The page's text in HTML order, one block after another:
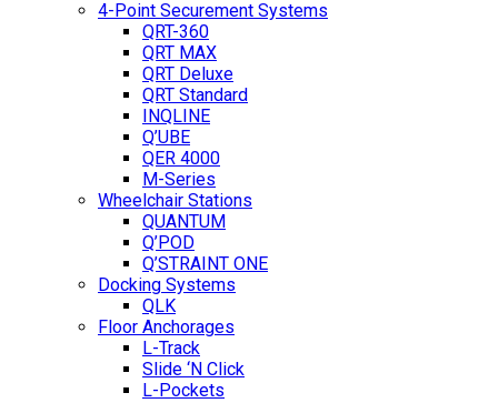
4-Point Securement Systems
QRT-360
QRT MAX
QRT Deluxe
QRT Standard
INQLINE
Q’UBE
QER 4000
M-Series
Wheelchair Stations
QUANTUM
Q’POD
Q’STRAINT ONE
Docking Systems
QLK
Floor Anchorages
L-Track
Slide ‘N Click
L-Pockets